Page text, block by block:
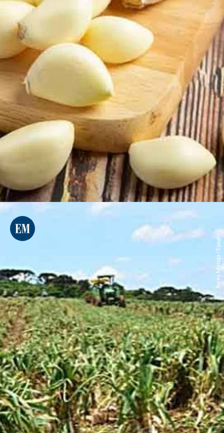
Aires Mariga / Epagri